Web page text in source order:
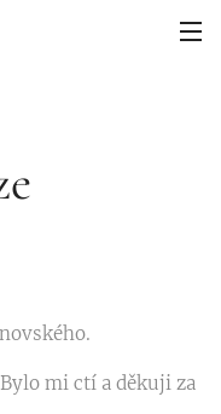
mi ctí a děkuji za